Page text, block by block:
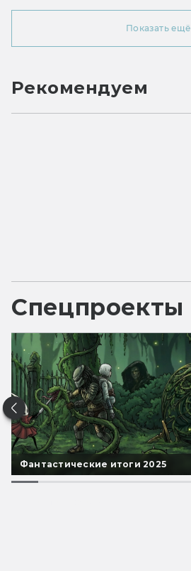
Показать ещё
Рекомендуем
Спецпроекты
Фантастические итоги 2025